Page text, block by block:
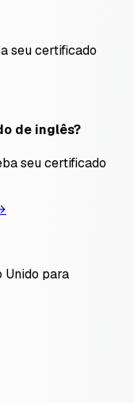
seu certificado
de inglês?
seu certificado
Unido para